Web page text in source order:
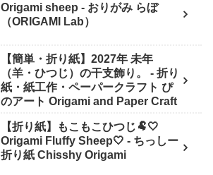
Origami sheep - おりがみ らぼ
（ORIGAMI Lab）
【簡単・折り紙】2027年 未年
（羊・ひつじ）の干支飾り。 - 折り
紙・紙工作・ペーパークラフト ぴ
のアート Origami and Paper Craft
【折り紙】もこもこひつじ🐏🤍
Origami Fluffy Sheep🤍 - ちっしー
折り紙 Chisshy Origami